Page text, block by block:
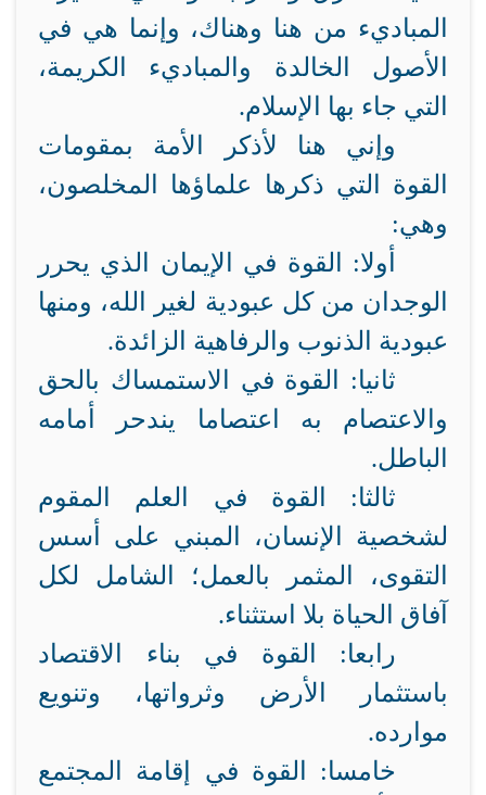
المباديء من هنا وهناك، وإنما هي في
الأصول الخالدة والمباديء الكريمة،
التي جاء بها الإسلام.
وإني هنا لأذكر الأمة بمقومات
القوة التي ذكرها علماؤها المخلصون،
وهي:
أولا: القوة في الإيمان الذي يحرر
الوجدان من كل عبودية لغير الله، ومنها
عبودية الذنوب والرفاهية الزائدة.
ثانيا: القوة في الاستمساك بالحق
والاعتصام به اعتصاما يندحر أمامه
الباطل.
ثالثا: القوة في العلم المقوم
لشخصية الإنسان، المبني على أسس
التقوى، المثمر بالعمل؛ الشامل لكل
آفاق الحياة بلا استثناء.
رابعا: القوة في بناء الاقتصاد
باستثمار الأرض وثرواتها، وتنويع
موارده.
خامسا: القوة في إقامة المجتمع